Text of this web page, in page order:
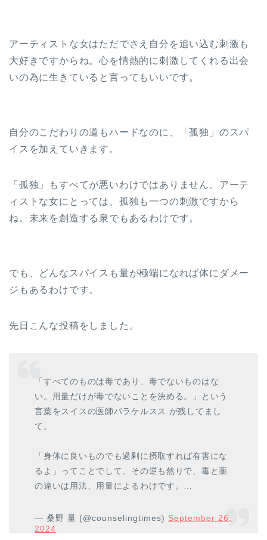
アーティストな女はただでさえ自分を追い込む刺激も
大好きですからね。心を情熱的に刺激してくれる出会
いの為に生きていると言ってもいいです。
自分のこだわりの道もハードなのに、「孤独」のスパ
イスを加えていきます。
「孤独」もすべてが悪いわけではありません。アーテ
ィストな女にとっては、孤独も一つの刺激ですから
ね。未来を創造する泉でもあるわけです。
でも、どんなスパイスも量が極端になれば体にダメー
ジもあるわけです。
先日こんな投稿をしました。
「すべてのものは毒であり、毒でないものはな
い。用量だけが毒でないことを決める。」という
言葉をスイスの医師パラケルスス が残してまし
て。
「身体に良いものでも過剰に摂取すれば有害にな
るよ」ってことでして、その逆も然りで、毒と薬
の違いは用法、用量によるわけです。…
— 桑野 量 (@counselingtimes) September 26,
2024